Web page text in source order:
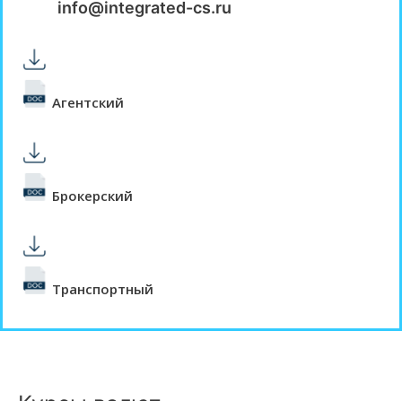
info@integrated-cs.ru
Агентский
Брокерский
Транспортный